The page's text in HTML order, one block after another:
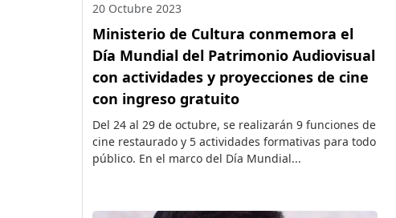
20 Octubre 2023
Ministerio de Cultura conmemora el
Día Mundial del Patrimonio Audiovisual
con actividades y proyecciones de cine
con ingreso gratuito
Del 24 al 29 de octubre, se realizarán 9 funciones de
cine restaurado y 5 actividades formativas para todo
público. En el marco del Día Mundial...